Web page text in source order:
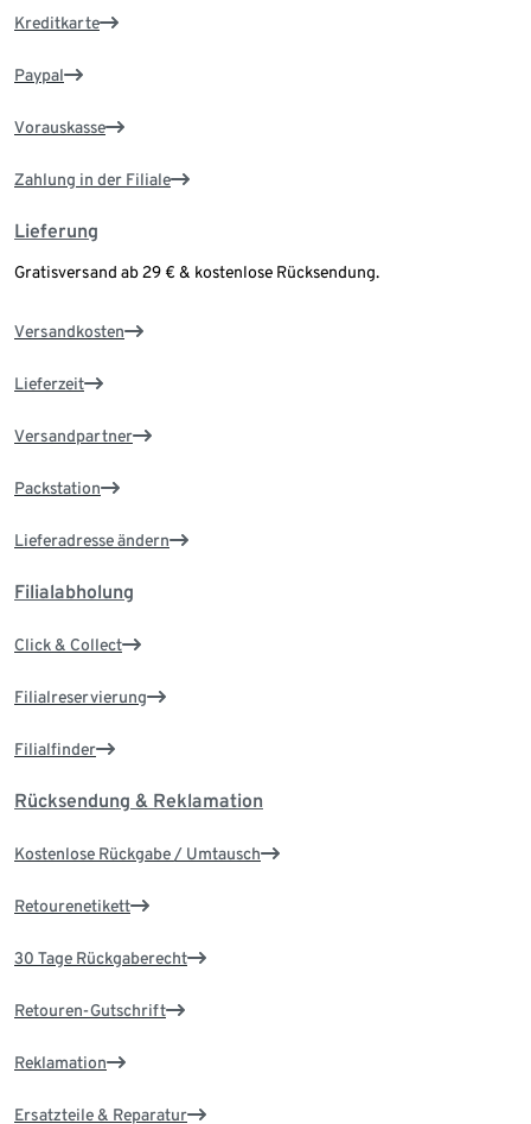
Kreditkarte
Paypal
Vorauskasse
Zahlung in der Filiale
Lieferung
Gratisversand ab 29 € & kostenlose Rücksendung.
Versandkosten
Lieferzeit
Versandpartner
Packstation
Lieferadresse ändern
Filialabholung
Click & Collect
Filialreservierung
Filialfinder
Rücksendung & Reklamation
Kostenlose Rückgabe / Umtausch
Retourenetikett
30 Tage Rückgaberecht
Retouren-Gutschrift
Reklamation
Ersatzteile & Reparatur